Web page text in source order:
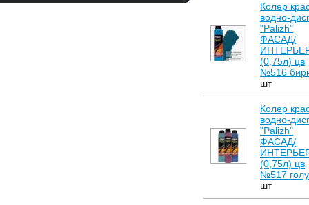
Колер
водно-
"Palizh"
ФАСАД/
(0,75л) цв
№516
шт
Колер
водно-
"Palizh"
ФАСАД/
(0,75л) цв
№517
шт